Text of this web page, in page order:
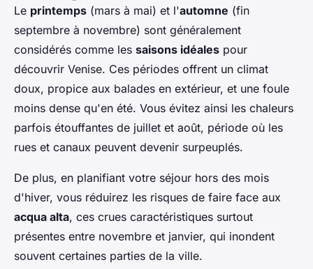
Le printemps (mars à mai) et l'automne (fin
septembre à novembre) sont généralement
considérés comme les saisons idéales pour
découvrir Venise. Ces périodes offrent un climat
doux, propice aux balades en extérieur, et une foule
moins dense qu'en été. Vous évitez ainsi les chaleurs
parfois étouffantes de juillet et août, période où les
rues et canaux peuvent devenir surpeuplés.
De plus, en planifiant votre séjour hors des mois
d'hiver, vous réduirez les risques de faire face aux
acqua alta, ces crues caractéristiques surtout
présentes entre novembre et janvier, qui inondent
souvent certaines parties de la ville.